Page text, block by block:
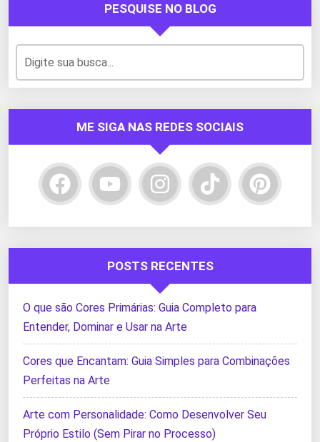
PESQUISE NO BLOG
ME SIGA NAS REDES SOCIAIS
POSTS RECENTES
O que são Cores Primárias: Guia Completo para
Entender, Dominar e Usar na Arte
Cores que Encantam: Guia Simples para Combinações
Perfeitas na Arte
Arte com Personalidade: Como Desenvolver Seu
Próprio Estilo (Sem Pirar no Processo)